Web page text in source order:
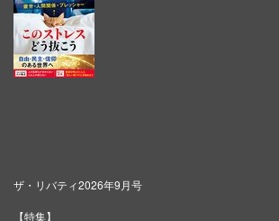
ザ・リバティ2026年9月号
【特集】